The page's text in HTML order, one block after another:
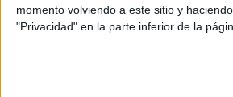
momento volviendo a este sitio y
"Privacidad" en la parte inferior de la
Este sería el séptimo fichaje que
La primera en llegar fue Davinia, quien